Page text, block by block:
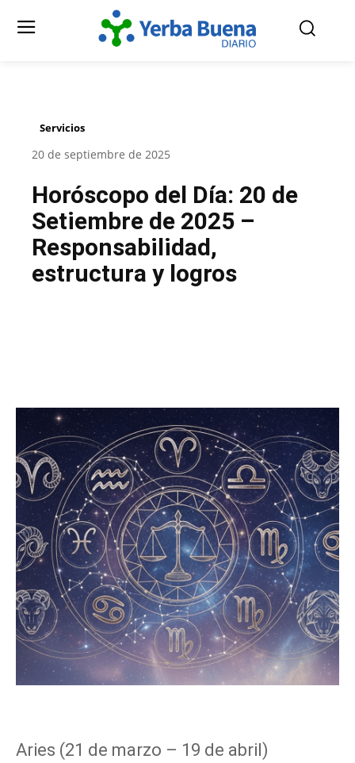
Servicios
20 de septiembre de 2025
Horóscopo del Día: 20 de
Setiembre de 2025 –
Responsabilidad,
estructura y logros
Aries (21 de marzo – 19 de abril)